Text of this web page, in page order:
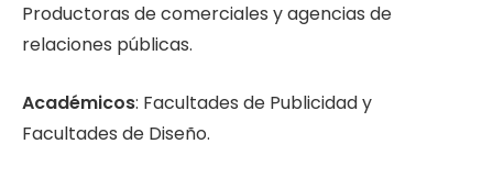
Productoras de comerciales y agencias de
relaciones públicas.
Académicos: Facultades de Publicidad y
Facultades de Diseño.